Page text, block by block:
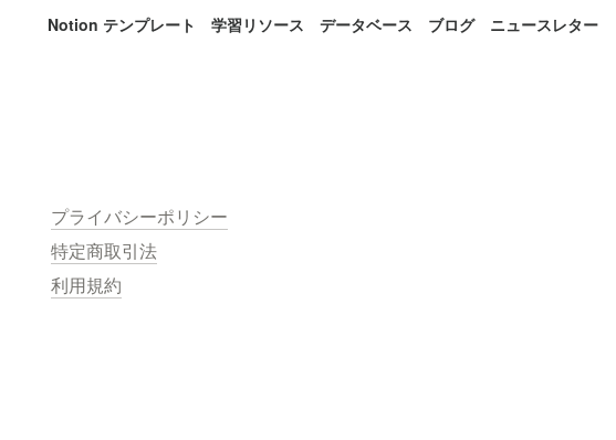
Notion テンプレート 学習リソース データベース ブログ ニュースレター
プライバシーポリシー
特定商取引法
利用規約